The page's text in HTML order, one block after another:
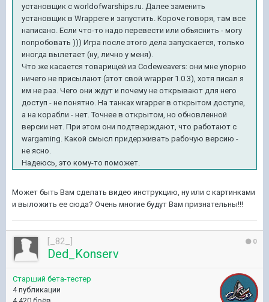
установщик с worldofwarships.ru. Далее заменить
установщик в Wrappere и запустить. Короче говоря, там все
написано. Если что-то надо перевести или объяснить - могу
попробовать ))) Игра после этого дела запускается, только
иногда вылетает (ну, лично у меня).
Что же касается товарищей из Codeweavers: они мне упорно
ничего не присылают (этот свой wrapper 1.0.3), хотя писал я
им не раз. Чего они ждут и почему не открывают для него
доступ - не понятно. На танках wrapper в открытом доступе,
а на корабли - нет. Точнее в открытом, но обновленной
версии нет. При этом они подтверждают, что работают с
wargaming. Какой смысл придерживать рабочую версию -
не ясно.
Надеюсь, это кому-то поможет.
Может быть Вам сделать видео инструкцию, ну или с картинками
и выложить ее сюда? Очень многие будут Вам признательны!!!
0
[_82_]
Ded_Konserv
Старший бета-тестер
4 публикации